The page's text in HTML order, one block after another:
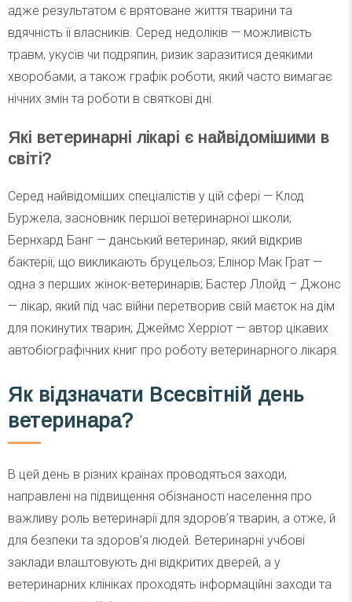
адже результатом є врятоване життя тварини та
вдячність її власників. Серед недоліків — можливість
травм, укусів чи подряпин, ризик заразитися деякими
хворобами, а також графік роботи, який часто вимагає
нічних змін та роботи в святкові дні.
Які ветеринарні лікарі є найвідомішими в
світі?
Серед найвідоміших спеціалістів у цій сфері — Клод
Буржела, засновник першої ветеринарної школи;
Бернхард Банг — данський ветеринар, який відкрив
бактерії, що викликають бруцельоз; Елінор Мак Грат —
одна з перших жінок-ветеринарів; Бастер Ллойд – Джонс
— лікар, який під час війни перетворив свій маєток на дім
для покинутих тварин; Джеймс Херріот — автор цікавих
автобіографічних книг про роботу ветеринарного лікаря.
Як відзначати Всесвітній день
ветеринара?
В цей день в різних країнах проводяться заходи,
направлені на підвищення обізнаності населення про
важливу роль ветеринарії для здоров’я тварин, а отже, й
для безпеки та здоров’я людей. Ветеринарні учбові
заклади влаштовують дні відкритих дверей, а у
ветеринарних клініках проходять інформаційні заходи та